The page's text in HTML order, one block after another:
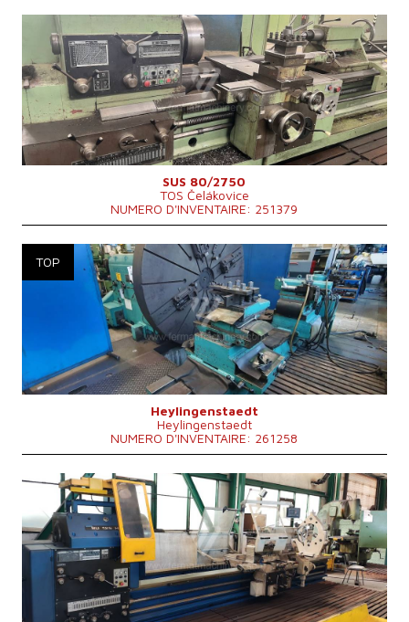
Année de production:
0
Diametre circulant au dessus de lit
840 mm
Distance entre pointes
2750 mm
Poids maxi de la piece a usiner
6000 kg
Diametre circulant au dessus de soupport530 mm
Forage de la broche
82 mm
Vitesse de broche
7 - 900 /min.
Système de contrôle
NON
SUS 80/2750
TOS Čelákovice
NUMERO D'INVENTAIRE: 251379
Année de production:
1966
Diametre circulant au dessus de lit3000 mm
Distance entre pointes
mm
Poids maxi de la piece a usiner
2500 kg
Système de contrôle
NON
Heylingenstaedt
Heylingenstaedt
NUMERO D'INVENTAIRE: 261258
Année de production:
2007
Diametre circulant au dessus de lit
1250 mm
Distance entre pointes
4000 mm
Diametre circulant au dessus de soupport940 mm
Forage de la broche
122 mm
Vitesse de broche
224 - 450 /min.
Puissance du moteur principal
22 kW
Poids totale de la machine
9000 kg